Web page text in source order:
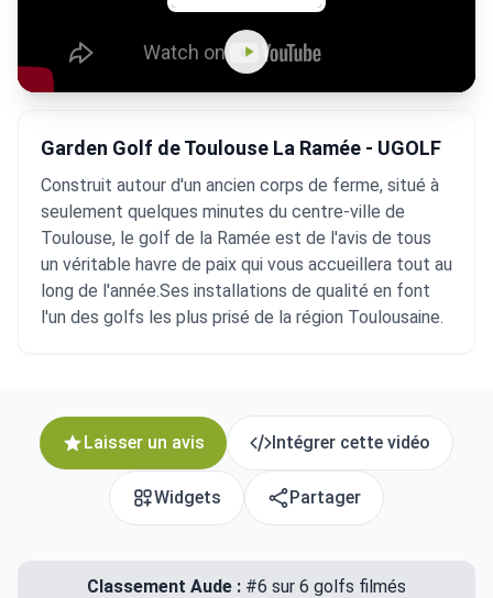
Garden Golf de Toulouse La Ramée - UGOLF
Construit autour d'un ancien corps de ferme, situé à
seulement quelques minutes du centre-ville de
Toulouse, le golf de la Ramée est de l'avis de tous
un véritable havre de paix qui vous accueillera tout au
long de l'année.Ses installations de qualité en font
l'un des golfs les plus prisé de la région Toulousaine.
Laisser un avis Intégrer cette vidéo
Widgets Partager
Classement Aude : #6 sur 6 golfs filmés